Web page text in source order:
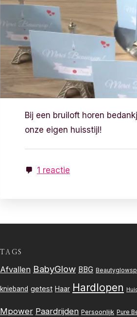
Bij een bruiloft horen
onze eigen huisstijl!
1 reactie
TAGS
Afvallen BabyGlow BBG
knieband getest Haar Hardlopen
Mpower Paardrijden Persoonlijk Pure